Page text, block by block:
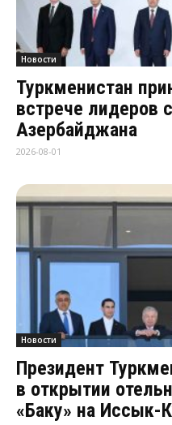
Новости
Туркменистан
встрече лидеров
Азербайджана
2026-08-01
Новости
Президент
в открытии
«Баку» на Иссык-